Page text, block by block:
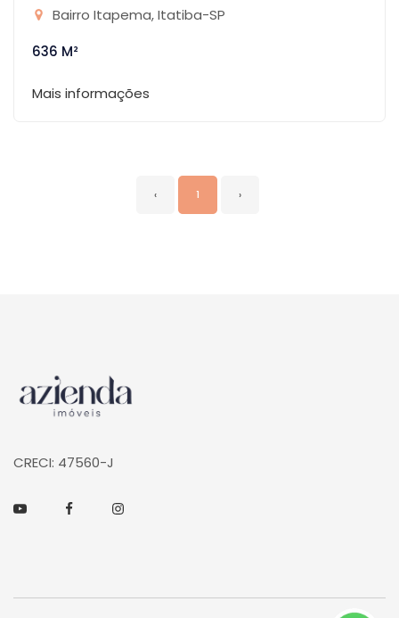
Bairro Itapema, Itatiba-SP
636 M²
Mais informações
‹ 1 ›
Página inicial
CRECI: 47560-J
YoutubeFacebookInstagram